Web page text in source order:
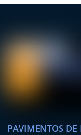
PAVIMENTOS